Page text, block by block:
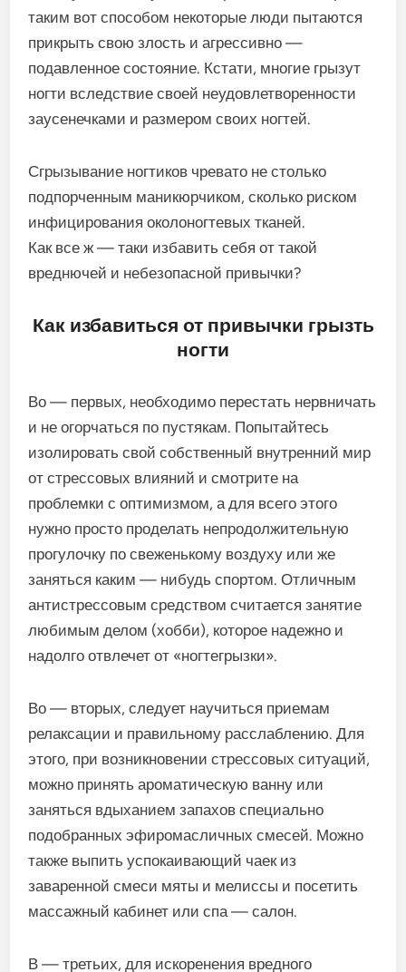
таким вот способом некоторые люди пытаются
прикрыть свою злость и агрессивно —
подавленное состояние. Кстати, многие грызут
ногти вследствие своей неудовлетворенности
заусенечками и размером своих ногтей.
Сгрызывание ногтиков чревато не столько
подпорченным маникюрчиком, сколько риском
инфицирования околоногтевых тканей.
Как все ж — таки избавить себя от такой
вреднючей и небезопасной привычки?
Как избавиться от привычки грызть
ногти
Во — первых, необходимо перестать нервничать
и не огорчаться по пустякам. Попытайтесь
изолировать свой собственный внутренний мир
от стрессовых влияний и смотрите на
проблемки с оптимизмом, а для всего этого
нужно просто проделать непродолжительную
прогулочку по свеженькому воздуху или же
заняться каким — нибудь спортом. Отличным
антистрессовым средством считается занятие
любимым делом (хобби), которое надежно и
надолго отвлечет от «ногтегрызки».
Во — вторых, следует научиться приемам
релаксации и правильному расслаблению. Для
этого, при возникновении стрессовых ситуаций,
можно принять ароматическую ванну или
заняться вдыханием запахов специально
подобранных эфиромасличных смесей. Можно
также выпить успокаивающий чаек из
заваренной смеси мяты и мелиссы и посетить
массажный кабинет или спа — салон.
В — третьих, для искоренения вредного